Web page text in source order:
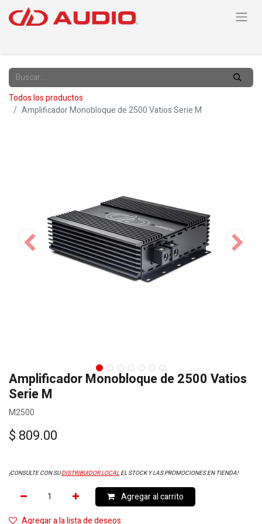
Todos los productos
Amplificador Monobloque de 2500 Vatios Serie M
Amplificador Monobloque de 2500 Vatios
Serie M
M2500
$ 809.00
¡CONSULTE CON SUDISTRIBUIDOR LOCALEL STOCK Y LAS PROMOCIONES EN TIENDA!
Agregar al carrito
Agregar a la lista de deseos